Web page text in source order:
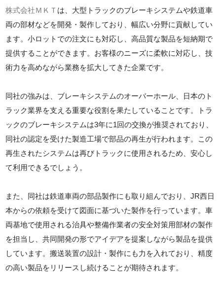
株式会社ＭＫＴ は、大型トラックのブレーキシステムや鉄道車
両の部材などを開発・製作しており、幅広い分野に貢献してい
ます。小ロットでの注文にも対応し、高品質な製品を短納期で
提供することができます。お客様のニーズに柔軟に対応し、技
術力を高めながら業務を拡大してきた企業です。
同社の強みは、ブレーキシステムのオーバーホール、日本のト
ラック業界を支える重要な役割を果たしていることです。トラ
ックのブレーキシステムは3年に1回の交換が推奨されており、
同社の認定を受けた製造工場で部品の再生が行われます。この
再生されたシステムは再びトラックに使用されるため、安心し
て利用できるでしょう。
また、同社は鉄道車両の部品製作にも取り組んでおり、JR西日
本からの依頼を受けて図面に基づいた製作を行っています。車
両基地で使用される治具や整備作業者の安全対策用部材の製作
を担当し、共同開発の形でアイデアを提案しながら製品を提供
しています。搬送装置の設計・製作にも力を入れており、精度
の高い製品をリリースし続けることが期待されます。